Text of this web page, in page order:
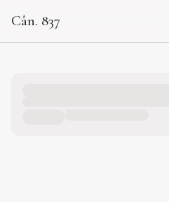
Cân. 837